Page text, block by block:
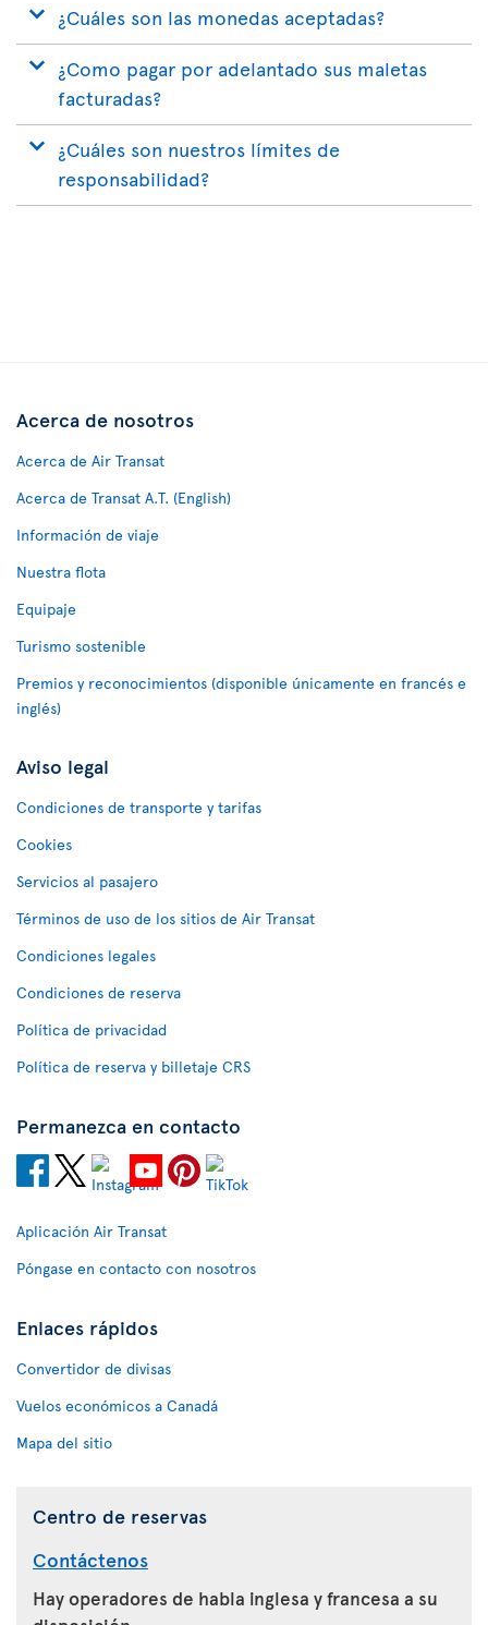
¿Cuáles son las monedas aceptadas?
¿Como pagar por adelantado sus maletas
facturadas?
¿Cuáles son nuestros límites de
responsabilidad?
Acerca de nosotros
Acerca de Air Transat
Acerca de Transat A.T. (English)
Información de viaje
Nuestra flota
Equipaje
Turismo sostenible
Premios y reconocimientos (disponible únicamente en francés e
inglés)
Aviso legal
Condiciones de transporte y tarifas
Cookies
Servicios al pasajero
Términos de uso de los sitios de Air Transat
Condiciones legales
Condiciones de reserva
Política de privacidad
Política de reserva y billetaje CRS
Permanezca en contacto
Aplicación Air Transat
Póngase en contacto con nosotros
Enlaces rápidos
Convertidor de divisas
Vuelos económicos a Canadá
Mapa del sitio
Centro de reservas
Contáctenos
Hay operadores de habla inglesa y francesa a su